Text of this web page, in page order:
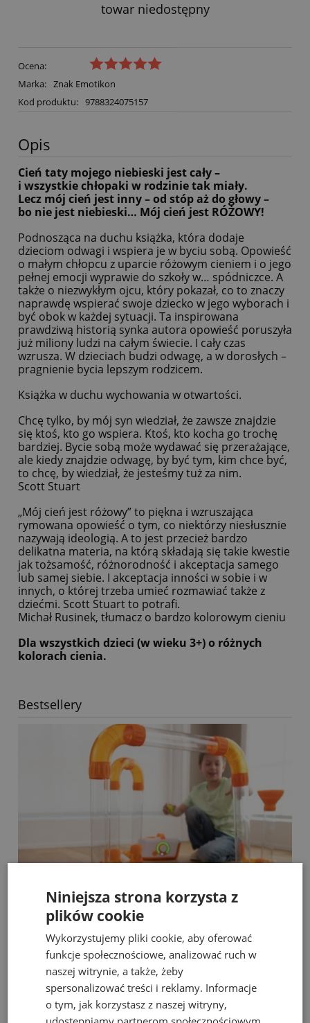
towar niedostępny
Ocena:
Marka: Znak Emotikon
Kod produktu: 9788324075157
Opis
Cień taty mojego niebieski jest cały –
i wszystkie chłopaki w rodzinie tak miały.
Lecz mój cień jest inny – od stóp aż do głowy –
bo nie jest niebieski… Mój cień jest RÓŻOWY!
Podnosząca na duchu książka, która dodaje
dzieciom odwagi i wspiera je w byciu sobą. Opowieść
o małym chłopcu z uparcie różowym cieniem i o jego
pełnej emocji wyprawie do szkoły w… spódniczce. A
także o niezwykłym ojcu, który pokazał, co to znaczy
naprawdę wspierać swoje dziecko w jego wyborach i
być obok w każdej sytuacji. Ta inspirowana
prawdziwą historią synka autora opowieść poruszyła
już miliony ludzi na całym świecie. I cały czas
wzrusza. W dzieciach budzi odwagę, a w dorosłych –
pragnienie bycia lepszym rodzicem.
Książka w duchu wychowania w otwartości.
Chcę tylko, by mój syn wiedział, że zawsze znajdzie
się ktoś, kto go wspiera. Ktoś, kto kocha go trochę
bardziej. Bycie sobą może wydawać się przerażające,
ale kiedy znajdzie odwagę, by być tym, kim chce być,
to chcę, by wiedział, że jesteśmy tuż za nim.
Scott Stuart
„Mój cień jest różowy” to piękna i wzruszająca
rymowana opowieść o tym, co niektórzy niesłusznie
nazywają ideologią. A to jest przecież bardzo
delikatna materia, na którą składają się takie kwestie
jak tożsamość, różnorodność i akceptacja samego
lub samej siebie. I akceptacja inności w sobie i w
innych, o której trzeba umieć rozmawiać także z
dziećmi. Scott Stuart to potrafi.
Michał Rusinek, tłumacz o bardzo kolorowym cieniu
Dla wszystkich dzieci (w wieku 3+) o różnych
kolorach cienia.
Bestsellery
Fat Brain Toys dmuchawa do piłek Air Toobz
489,00 zł
Cena regularna:
526,00 zł
Niniejsza strona korzysta z
plików cookie
Wykorzystujemy pliki cookie, aby oferować
funkcje społecznościowe, analizować ruch w
naszej witrynie, a także, żeby
spersonalizować treści i reklamy. Informacje
o tym, jak korzystasz z naszej witryny,